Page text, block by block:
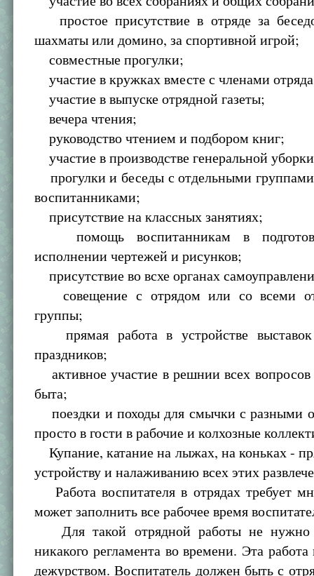
простое присутствие в отряде за
шахматы или домино, за спортивной игрой;
совместные прогулки;
участие в кружках вместе с членами
участие в выпуске отрядной газеты;
вечера чтения;
руководство чтением и подбором книг;
участие в производстве генеральной
прогулки и беседы с отдельными
воспитанниками;
присутствие на классных занятиях;
помощь воспитанникам в
исполнении чертежей и рисунков;
присутствие во всхе органах
совещение с отрядом или со всеми
группы;
прямая работа в устройстве выставок
праздников;
активное участие в решнии всех вопросов
быта;
поездки и походы для смычки с разными
просто в гости в рабочие и колхозные
Купание, катание на лыжах, на коньках -
устройству и налаживанию всех этих
Работа воспитателя в отрядах требует
может заполнить все рабочее время
Для такой отрядной работы не нужно
никакого регламента во времени. Эта
дежурством. Воспитатель должен быть с